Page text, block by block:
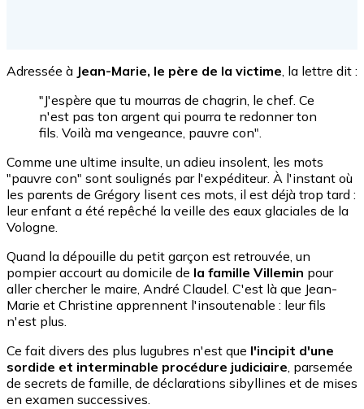
Adressée à Jean-Marie, le père de la victime, la lettre dit :
"J'espère que tu mourras de chagrin, le chef. Ce
n'est pas ton argent qui pourra te redonner ton
fils. Voilà ma vengeance, pauvre con".
Comme une ultime insulte, un adieu insolent, les mots
"pauvre con" sont soulignés par l'expéditeur. À l'instant où
les parents de Grégory lisent ces mots, il est déjà trop tard :
leur enfant a été repêché la veille des eaux glaciales de la
Vologne.
Quand la dépouille du petit garçon est retrouvée, un
pompier accourt au domicile de la famille Villemin pour
aller chercher le maire, André Claudel. C'est là que Jean-
Marie et Christine apprennent l'insoutenable : leur fils
n'est plus.
Ce fait divers des plus lugubres n'est que l'incipit d'une
sordide et interminable procédure judiciaire, parsemée
de secrets de famille, de déclarations sibyllines et de mises
en examen successives.